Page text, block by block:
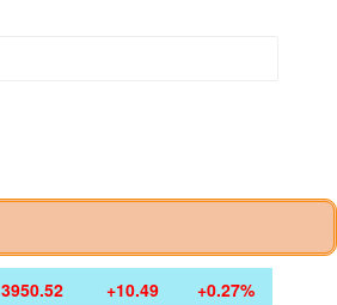
3950.52 +10.49 +0.27%